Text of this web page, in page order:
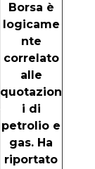
Borsa è
logicame
nte
correlato
alle
quotazion
i di
petrolio e
gas. Ha
riportato